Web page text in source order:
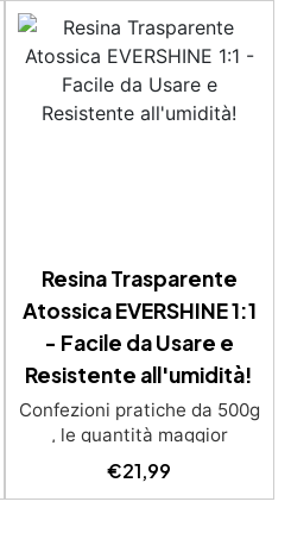
Resina Trasparente
Atossica EVERSHINE 1:1
- Facile da Usare e
Resistente all'umidità!
Confezioni pratiche da 500g
, le quantità maggior
saranno forniti con multipli
di questo kit (es: 2kg = 4 kit
€21,99